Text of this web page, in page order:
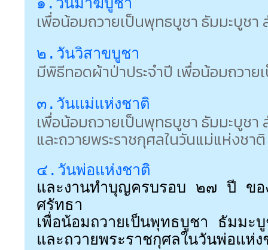
๑.วันมาฆบูชา
เพื่อน้อมถวายเป็นพุทธบูชา ธัมมะบูชา
๒.วันวิสาขบูชา
มีพิธีทอดผ้าป่าประจำปี เพื่อน้อมถวาย
๓.วันแม่แห่งชาติ
เพื่อน้อมถวายเป็นพุทธบูชา ธัมมะบูชา
และถวายพระราชกุศลในวันแม่แห่งชาติ
๔.วันพ่อแห่งชาติ
และงานทำบุญครบรอบ ๒๗ ปี ขอ
ศรัทธา
เพื่อน้อมถวายเป็นพุทธบูชา ธัมมะ
และถวายพระราชกุศลในวันพ่อแห่ง